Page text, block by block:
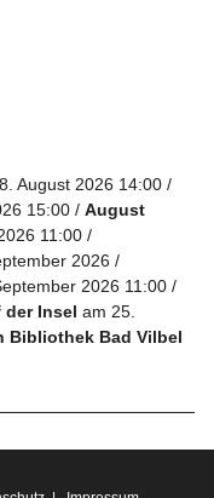
August 2026 14:00
15:00
August
11:00
2026
2026 11:00
der Insel am 25.
Bibliothek Bad Vilbel